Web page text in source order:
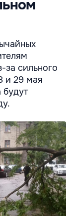
сильного
и 29 мая
будут